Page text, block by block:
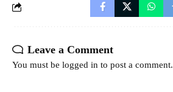
Leave a Comment
You must be logged in to post a comment.